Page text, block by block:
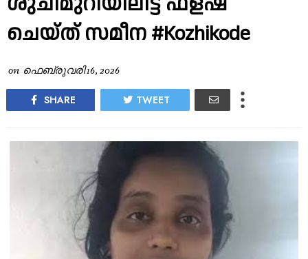
ചെയ്ത് സമീന #Kozhikode
on ഫെബ്രുവരി 16, 2026
SHARE TWEET